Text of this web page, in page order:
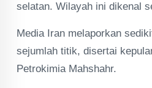
selatan. Wilayah ini dikenal
Media Iran melaporkan
sejumlah titik, disertai
Petrokimia Mahshahr.